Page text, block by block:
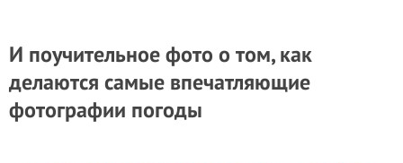
И поучительное фото о том, как
делаются самые впечатляющие
фотографии погоды